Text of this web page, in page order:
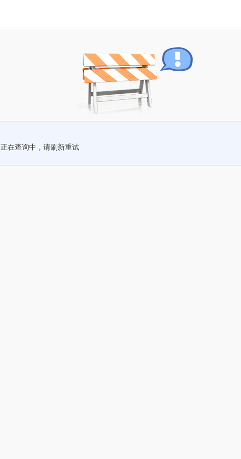
正在查询中，请刷新重试